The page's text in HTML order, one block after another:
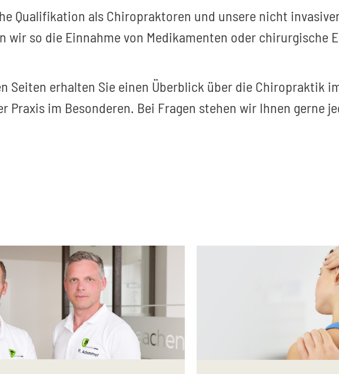
Qualifikation als Chiropraktoren und unsere nicht
wir so die Einnahme von Medikamenten oder chirurgische
Seiten erhalten Sie einen Überblick über die Chiropraktik
Praxis im Besonderen. Bei Fragen stehen wir Ihnen gerne